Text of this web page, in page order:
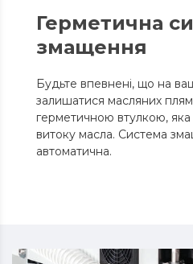
Герметична
змащення
Будьте впевнені, що на
залишатися масляних
герметичною втулкою, яка
витоку масла. Система
автоматична.